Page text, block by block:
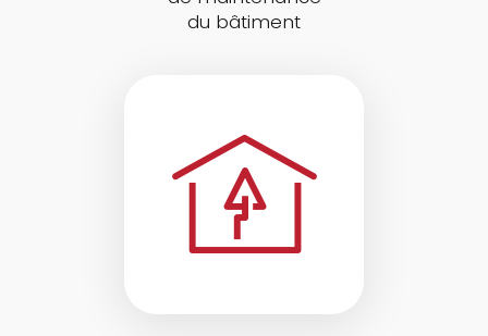
du bâtiment